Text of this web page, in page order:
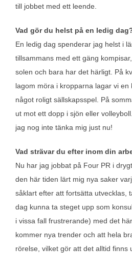
till jobbet med ett leende.
Vad gör du helst på en ledig
En ledig dag spenderar jag helst i
tillsammans med ett gäng
solen och bara har det härligt. På
lagom möra i kropparna lagar vi
något roligt sällskapsspel. På
ut mot ett dopp i sjön eller
jag nog inte tänka mig just nu!
Vad strävar du efter inom din
Nu har jag jobbat på Four PR i
den här tiden lärt mig nya saker
såklart efter att fortsätta utvecklas,
dag kunna ta steget upp som
i vissa fall frustrerande) med det
kommer nya trender och att hela
rörelse, vilket gör att det alltid finns